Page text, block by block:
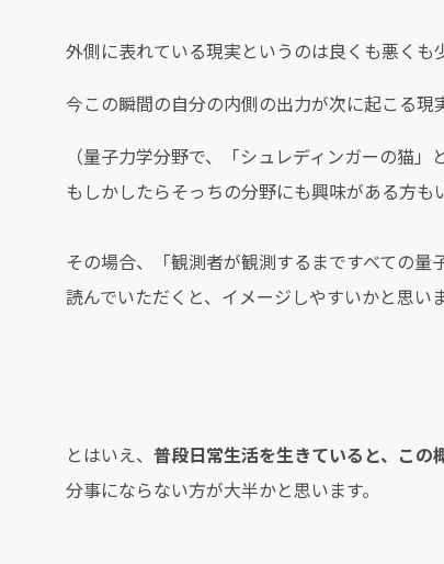
外側に表れている現実というのは良くも悪くも
今この瞬間の自分の内側の出力が次に起こる現
（量子力学分野で、「シュレディンガーの猫」
もしかしたらそっちの分野にも興味がある方も
その場合、「観測者が観測するまですべての
読んでいただくと、イメージしやすいかと思い
とはいえ、 普段日常生活を生きていると、こ
分事にならない方が大半かと思います。